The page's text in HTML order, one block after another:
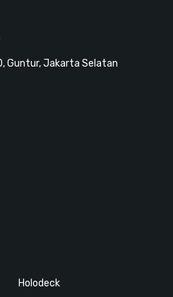
Guntur, Jakarta Selatan
Holodeck